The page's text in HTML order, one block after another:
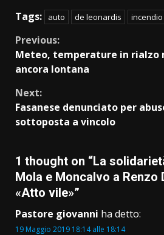
Tags:
auto de leonardis incendio
Continue
Reading
Previous:
Meteo, temperature in rialzo
ancora lontana
Next:
Fasanese denunciato per
sottoposta a vincolo
1 thought on “La
Mola e Moncalvo a Renzo
«Atto vile»”
Pastore giovanni ha detto:
19 Maggio 2019 18:14 alle 18:14